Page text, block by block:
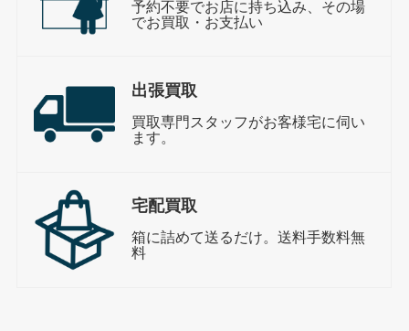
予約不要でお店に持ち込み、その場
でお買取・お支払い
出張買取
買取専門スタッフがお客様宅に伺い
ます。
宅配買取
箱に詰めて送るだけ。送料手数料無
料